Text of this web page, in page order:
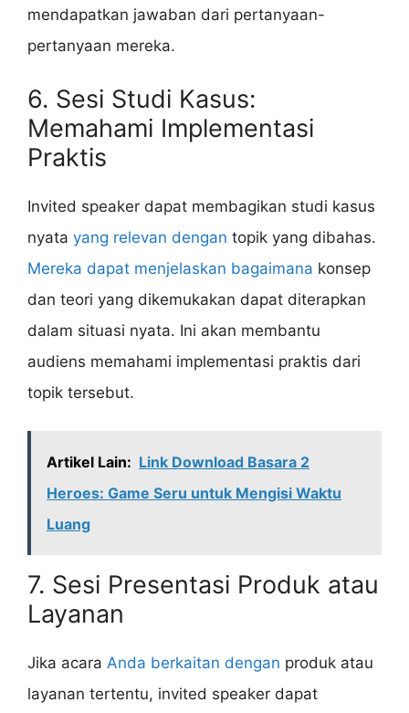
mendapatkan jawaban dari pertanyaan-
pertanyaan mereka.
6. Sesi Studi Kasus:
Memahami Implementasi
Praktis
Invited speaker dapat membagikan studi kasus
nyata yang relevan dengan topik yang dibahas.
Mereka dapat menjelaskan bagaimana konsep
dan teori yang dikemukakan dapat diterapkan
dalam situasi nyata. Ini akan membantu
audiens memahami implementasi praktis dari
topik tersebut.
Artikel Lain: Link Download Basara 2
Heroes: Game Seru untuk Mengisi Waktu
Luang
7. Sesi Presentasi Produk atau
Layanan
Jika acara Anda berkaitan dengan produk atau
layanan tertentu, invited speaker dapat